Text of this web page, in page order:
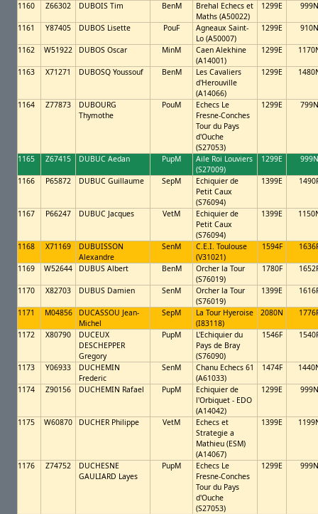
1160 Z66302 DUBOIS Tim BenM
Brehal Echecs et
Maths (A50022)
1299E 999N
1161 Y87405 DUBOS Lisette PouF
Agneaux Saint-
Lo (A50007)
1299E 910N
1162 W51922 DUBOS Oscar MinM
Caen Alekhine
(A14001)
1299E
1163 X71271 DUBOSQ Youssouf BenM
Les Cavaliers
d'Herouville
(A14066)
1299E
1164 Z77873
DUBOURG
Thymothe
PouM
Echecs Le
Fresne-Conches
Tour du Pays
d'Ouche
(S27053)
1299E 799N
1165 Z67415 DUBUC Aedan PupM
Aile Roi Louviers
(S27009)
1299E 999N
1166 P65872 DUBUC Guillaume SepM
Echiquier de
Petit Caux
(S76094)
1399E
1167 P66247 DUBUC Jacques VetM
Echiquier de
Petit Caux
(S76094)
1399E
1168 X71169
DUBUISSON
Alexandre
SenM
C.E.I. Toulouse
(V31021)
1594F
1169 W52644 DUBUS Albert BenM
Orcher la Tour
(S76019)
1780F
1170 X82703 DUBUS Damien SenM
Orcher la Tour
(S76019)
1399E
1171 M04856
DUCASSOU Jean-
Michel
SepM
La Tour Hyeroise
(I83118)
2080N
1172 X80790
DUCEUX
DESCHEPPER
Gregory
PupM
L'Echiquier du
Pays de Bray
(S76090)
1546F
1173 Y06933
DUCHEMIN
Frederic
SenM
Chanu Echecs 61
(A61033)
1474F
1174 Z90156 DUCHEMIN Rafael PupM
Echiquier de
l'Orbiquet - EDO
(A14042)
1299E 999N
1175 W60870 DUCHER Philippe VetM
Echecs et
Strategie a
Mathieu (ESM)
(A14067)
1399E
1176 Z74752
DUCHESNE
GAULIARD Layes
PupM
Echecs Le
Fresne-Conches
Tour du Pays
d'Ouche
(S27053)
1299E 999N